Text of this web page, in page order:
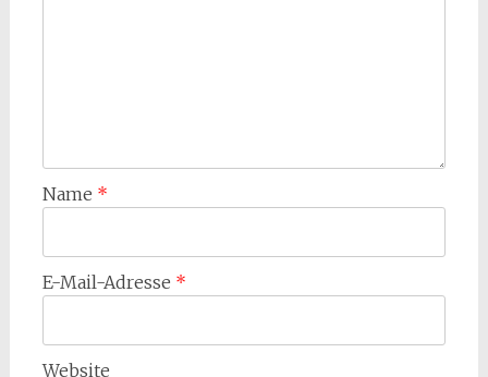
Name *
E-Mail-Adresse *
Website